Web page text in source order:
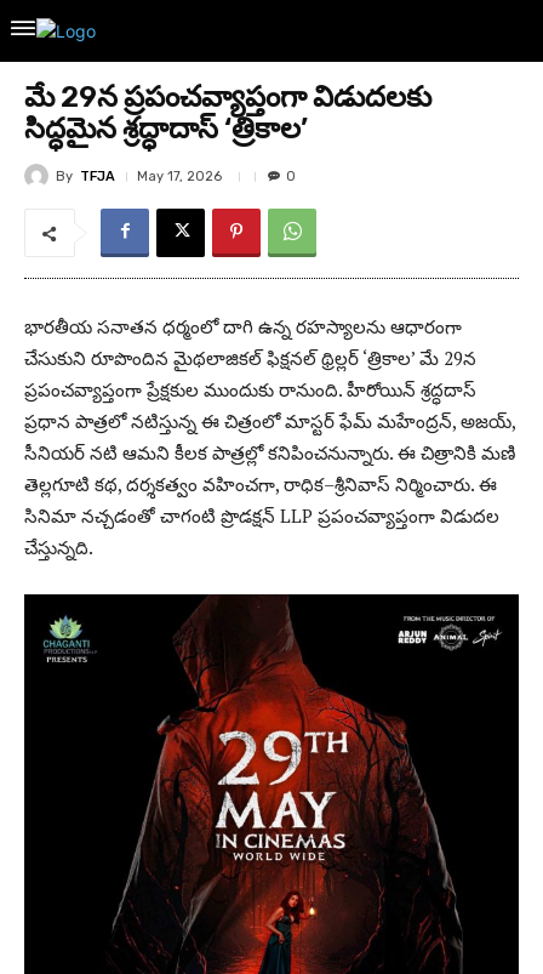
మే 29న ప్రపంచవ్యాప్తంగా విడుదలకు
సిద్ధమైన శ్రద్ధాదాస్ ‘త్రికాల’
By TFJA May 17, 2026 0
భారతీయ సనాతన ధర్మంలో దాగి ఉన్న రహస్యాలను ఆధారంగా
చేసుకుని రూపొందిన మైథలాజికల్ ఫిక్షనల్ థ్రిల్లర్ ‘త్రికాల’ మే 29న
ప్రపంచవ్యాప్తంగా ప్రేక్షకుల ముందుకు రానుంది. హీరోయిన్ శ్రద్ధదాస్
ప్రధాన పాత్రలో నటిస్తున్న ఈ చిత్రంలో మాస్టర్ ఫేమ్ మహేంద్రన్, అజయ్,
సీనియర్ నటి ఆమని కీలక పాత్రల్లో కనిపించనున్నారు. ఈ చిత్రానికి మణి
తెల్లగూటి కథ, దర్శకత్వం వహించగా, రాధిక–శ్రీనివాస్ నిర్మించారు. ఈ
సినిమా న‌చ్చ‌డంతో చాగంటి ప్రొడక్షన్ LLP ప్రపంచవ్యాప్తంగా విడుదల
చేస్తున్న‌ది.